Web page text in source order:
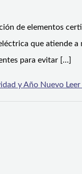
de elementos
que atiende
para evitar […]
y Año Nuevo